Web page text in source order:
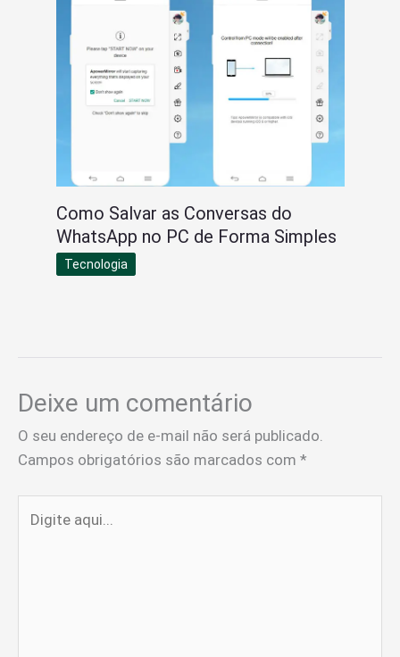
Como Salvar as Conversas do
WhatsApp no PC de Forma Simples
Tecnologia
Deixe um comentário
O seu endereço de e-mail não será publicado.
Campos obrigatórios são marcados com *
aqui...